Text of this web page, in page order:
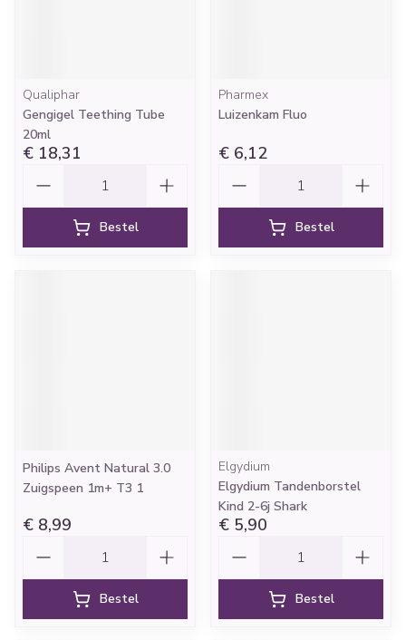
Qualiphar
Gengigel Teething Tube
20ml
€ 18,31
Bestel
Pharmex
Luizenkam Fluo
€ 6,12
Bestel
Philips Avent Natural 3.0
Zuigspeen 1m+ T3 1
€ 8,99
Bestel
Elgydium
Elgydium Tandenborstel
Kind 2-6j Shark
€ 5,90
Bestel